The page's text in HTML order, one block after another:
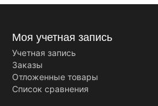
Моя учетная запись
Учетная запись
Заказы
Отложенные товары
Список сравнения